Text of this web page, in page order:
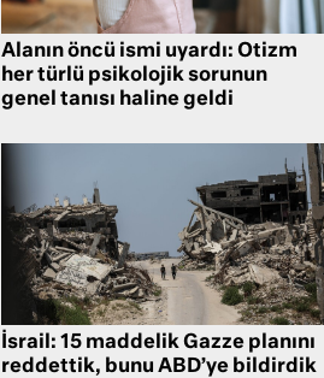
Alanın öncü ismi uyardı: Otizm
her türlü psikolojik sorunun
genel tanısı haline geldi
İsrail: 15 maddelik Gazze planını
reddettik, bunu ABD’ye bildirdik